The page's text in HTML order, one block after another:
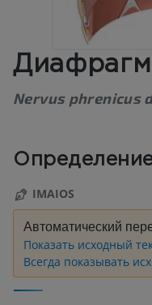
Nervus phrenicus
IMAIOS
Автоматический
Показать исходный
Всегда показывать